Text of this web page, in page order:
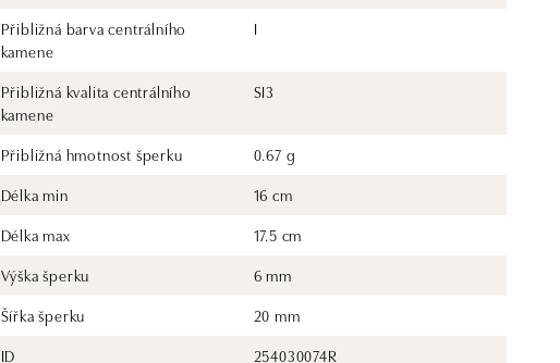
Přibližná barva centrálního
kamene
I
Přibližná kvalita centrálního
kamene
SI3
Přibližná hmotnost šperku
0.67 g
Délka min
16 cm
Délka max
17.5 cm
Výška šperku
6 mm
Šířka šperku
20 mm
ID
254030074R